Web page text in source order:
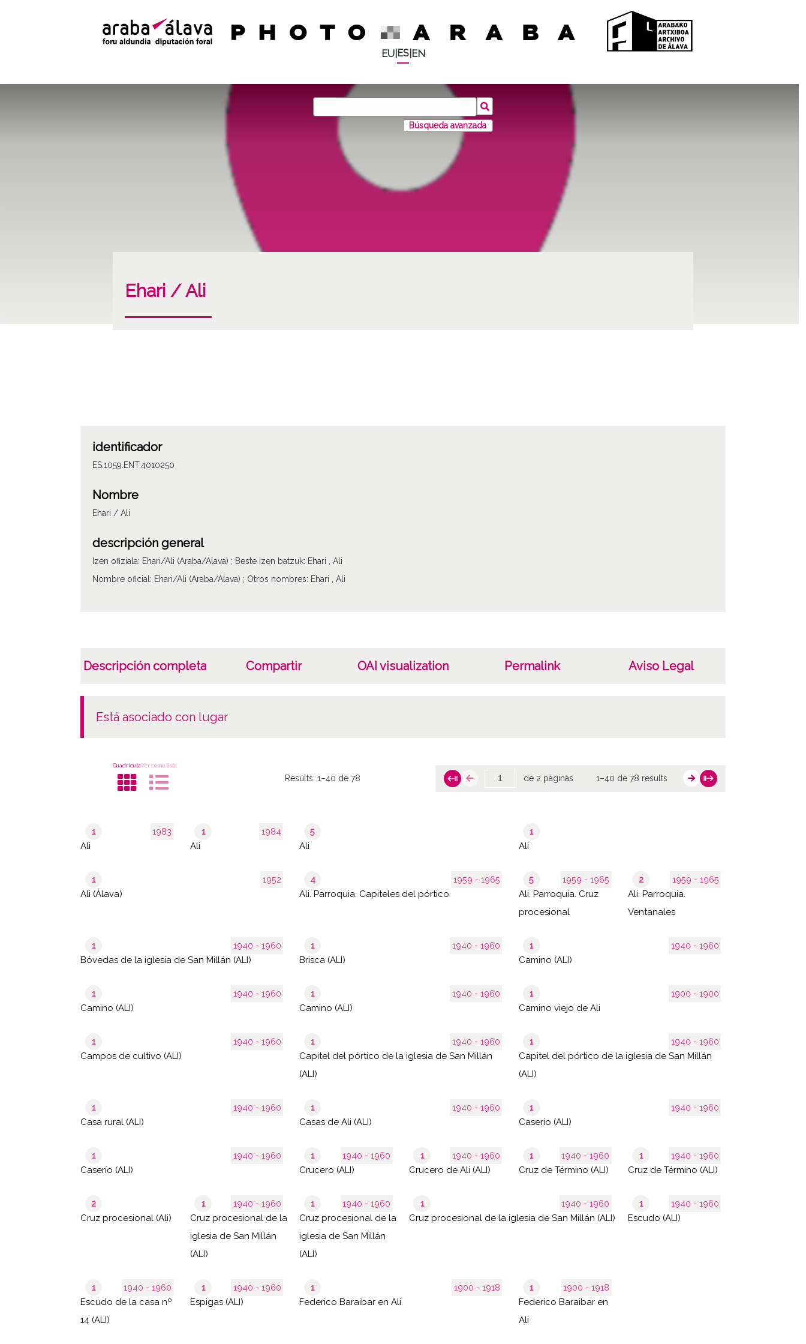
EU| ES| EN
Búsqueda avanzada
Ehari / Ali
identificador
ES.1059.ENT.4010250
Nombre
Ehari / Ali
descripción general
Izen ofiziala: Ehari/Ali (Araba/Álava) ; Beste izen batzuk: Ehari , Ali
Nombre oficial: Ehari/Ali (Araba/Álava) ; Otros nombres: Ehari , Ali
Descripción completa Compartir OAI visualization Permalink Aviso Legal
está asociado con lugar
CuadrículaVer como lista
Results: 1–40 de 78 de 2 páginas 1–40 de 78 results
1983
1
Ali
1984
1
Ali
5
Ali
1
Ali
1952
1
Ali (Álava)
1959 - 1965
4
Ali. Parroquia. Capiteles del pórtico
1959 - 1965
5
Ali. Parroquia. Cruz
procesional
1959 - 1965
2
Ali. Parroquia.
Ventanales
1940 - 1960
1
Bóvedas de la iglesia de San Millán (ALI)
1940 - 1960
1
Brisca (ALI)
1940 - 1960
1
Camino (ALI)
1940 - 1960
1
Camino (ALI)
1940 - 1960
1
Camino (ALI)
1900 - 1900
1
Camino viejo de Ali
1940 - 1960
1
Campos de cultivo (ALI)
1940 - 1960
1
Capitel del pórtico de la iglesia de San Millán
(ALI)
1940 - 1960
1
Capitel del pórtico de la iglesia de San Millán
(ALI)
1940 - 1960
1
Casa rural (ALI)
1940 - 1960
1
Casas de Ali (ALI)
1940 - 1960
1
Caserío (ALI)
1940 - 1960
1
Caserío (ALI)
1940 - 1960
1
Crucero (ALI)
1940 - 1960
1
Crucero de Ali (ALI)
1940 - 1960
1
Cruz de Término (ALI)
1940 - 1960
1
Cruz de Término (ALI)
2
Cruz procesional (Ali)
1940 - 1960
1
Cruz procesional de la
iglesia de San Millán
(ALI)
1940 - 1960
1
Cruz procesional de la
iglesia de San Millán
(ALI)
1940 - 1960
1
Cruz procesional de la iglesia de San Millán (ALI)
1940 - 1960
1
Escudo (ALI)
1940 - 1960
1
Escudo de la casa nº
14 (ALI)
1940 - 1960
1
Espigas (ALI)
1900 - 1918
1
Federico Baraibar en Ali
1900 - 1918
1
Federico Baraibar en
Ali